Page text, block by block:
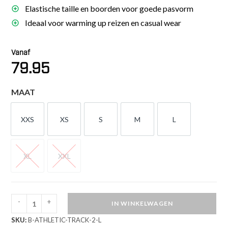
Elastische taille en boorden voor goede pasvorm
Ideaal voor warming up reizen en casual wear
Vanaf
79.95
MAAT
XXS
XXS
XS
XS
S
S
M
M
L
L
XL
XL
XXL
XXL
Booster
Athletic
- + IN WINKELWAGEN
SKU:B-ATHLETIC-TRACK-2-L